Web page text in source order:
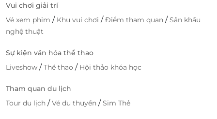
Vui chơi giải trí
Vé xem phim / Khu vui chơi /Điểm tham quan /Sân khấu
nghệ thuật
Sự kiện văn hóa thể thao
Liveshow /Thể thao / Hội thảo khóa học
Tham quan du lịch
Tour du lịch /Vé du thuyền /Sim Thẻ